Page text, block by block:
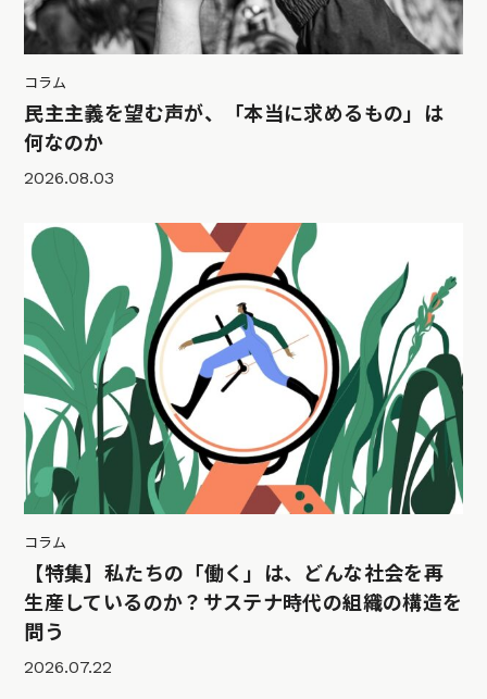
コラム
民主主義を望む声が、「本当に求めるもの」は
何なのか
2026.08.03
コラム
【特集】私たちの「働く」は、どんな社会を再
生産しているのか？サステナ時代の組織の構造を
問う
2026.07.22